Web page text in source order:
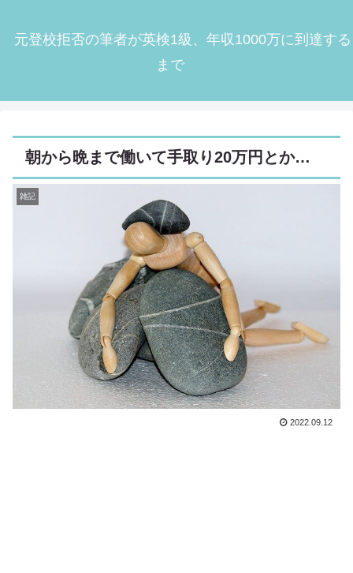
元登校拒否の筆者が英検1級、年収1000万に到達する
まで
朝から晩まで働いて手取り20万円とか…
雑記
2022.09.12